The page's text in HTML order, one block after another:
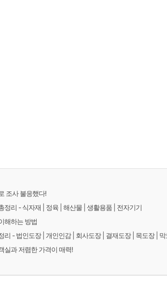
조사 불응했다!
정리 - 식자재 | 정육 | 해산물 | 생활용품 | 전자기기
해하는 방법
리 - 법인도장 | 개인인감 | 회사도장 | 결재도장 | 목도장 |
실과 저렴한 가격이 매력!